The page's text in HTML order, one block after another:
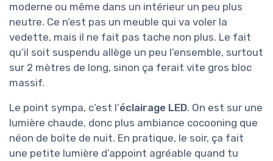
moderne ou même dans un intérieur un peu plus
neutre. Ce n’est pas un meuble qui va voler la
vedette, mais il ne fait pas tache non plus. Le fait
qu’il soit suspendu allège un peu l’ensemble, surtout
sur 2 mètres de long, sinon ça ferait vite gros bloc
massif.
Le point sympa, c’est l’éclairage LED. On est sur une
lumière chaude, donc plus ambiance cocooning que
néon de boîte de nuit. En pratique, le soir, ça fait
une petite lumière d’appoint agréable quand tu